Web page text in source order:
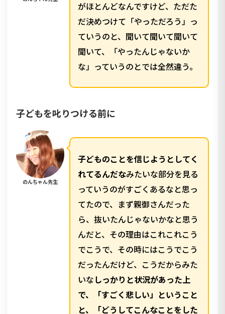
がほとんどなんですけど、ただた
だ決めつけて「やっただろう」っ
ていうのと、聞いて聞いて聞いて
聞いて、「やったんじゃないか
な」っていうのとでは全然違う。
子どもを叱りつける前に
のんちゃん先生
子どものことを信じようとしてく
れてるんだなみたいな部分を見る
っていうのがすごくあるなと思っ
てたので、まず親御さんだった
ら、抜いたんじゃないかなと思う
んだと、その理由はこれこれこう
でこうで、その時にはこうでこう
だったんだけど、こうだからみた
いなしっかりと状況があった上
で、「すごく悲しい」ということ
と、「どうしてこんなことをした